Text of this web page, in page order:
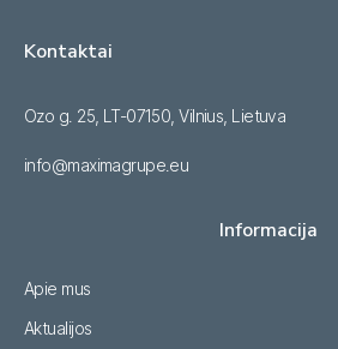
Kontaktai
Ozo g. 25, LT-07150, Vilnius, Lietuva
info@maximagrupe.eu
Informacija
Apie mus
Aktualijos